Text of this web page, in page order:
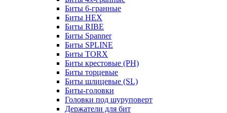
Биты 6-гранные
Биты HEX
Биты RIBE
Биты Spanner
Биты SPLINE
Биты TORX
Биты крестовые (PH)
Биты торцевые
Биты шлицевые (SL)
Биты-головки
Головки под шуруповерт
Держатели для бит